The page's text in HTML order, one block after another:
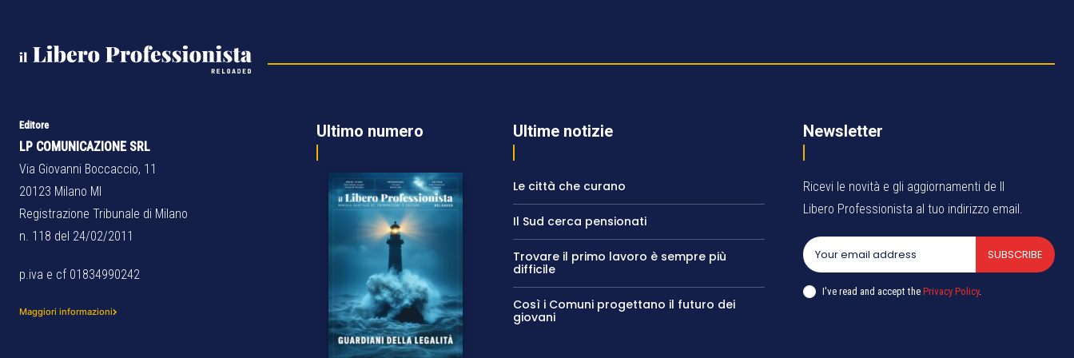
Editore
LP COMUNICAZIONE SRL
Via Giovanni Boccaccio, 11
20123 Milano MI
Registrazione Tribunale di Milano
n. 118 del 24/02/2011
p.iva e cf 01834990242
Maggiori informazioni
Ultimo numero Ultime notizie
Le città che curano
Il Sud cerca pensionati
Trovare il primo lavoro è sempre più
difficile
Così i Comuni progettano il futuro dei
giovani
Newsletter
Ricevi le novità e gli aggiornamenti de Il
Libero Professionista al tuo indirizzo email.
SUBSCRIBE
I've read and accept thePrivacy Policy.